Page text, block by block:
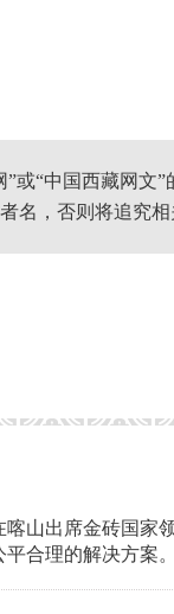
”或“中国西藏网文
名，否则将追究相
喀山出席金砖国
合理的解决方案。